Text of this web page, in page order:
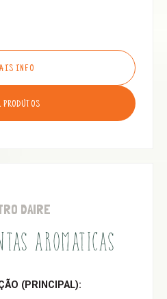
INFO
PRODUTOS
DAIRE
AROMATICAS
(PRINCIPAL):